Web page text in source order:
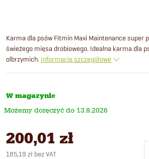
Karma dla psów Fitmin Maxi Maintenance super
świeżego mięsa drobiowego. Idealna karma dla
olbrzymich. Informacje szczegółowe
W magazynie
13.8.2026
200,01 zł
185,19 zł bez VAT